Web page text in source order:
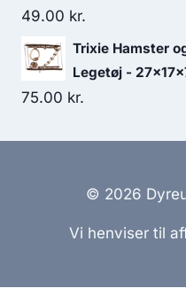
49.00 kr.
Trixie Hamster
Legetøj -
75.00 kr.
© 2026
Vi henviser til